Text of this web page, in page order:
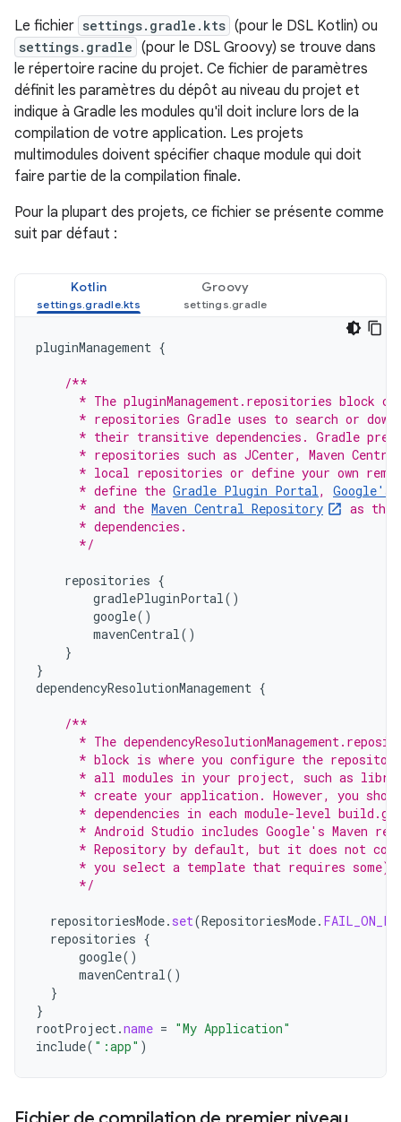
Le fichier settings.gradle.kts (pour le DSL Kotlin) ou
settings.gradle (pour le DSL Groovy) se trouve dans
le répertoire racine du projet. Ce fichier de paramètres
définit les paramètres du dépôt au niveau du projet et
indique à Gradle les modules qu'il doit inclure lors de la
compilation de votre application. Les projets
multimodules doivent spécifier chaque module qui doit
faire partie de la compilation finale.
Pour la plupart des projets, ce fichier se présente comme
suit par défaut :
Kotlin Groovy
pluginManagement {
/**
* The pluginManagement.repositories block
* repositories Gradle uses to search or
* their transitive dependencies. Gradle
* repositories such as JCenter, Maven
* local repositories or define your own
      * define the
Gradle Plugin Portal, Google's
      * and the
Maven Central Repository
as the
      * dependencies.
      */
repositories {
gradlePluginPortal()
google()
mavenCentral()
}
}
dependencyResolutionManagement {
/**
* The
* block is where you configure the
* all modules in your project, such as
* create your application. However, you
* dependencies in each module-level
* Android Studio includes Google's Maven
* Repository by default, but it does not
      * you select a template that requires some).
      */
repositoriesMode. set(RepositoriesMode.
repositories {
google()
mavenCentral()
}
}
rootProject.name = "My Application"
include( ":app" )